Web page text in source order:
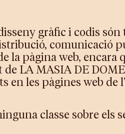
gràfic i codis
comunicació
la pàgina web, encara
LA MASIA DE
les pàgines web de
classe sobre els